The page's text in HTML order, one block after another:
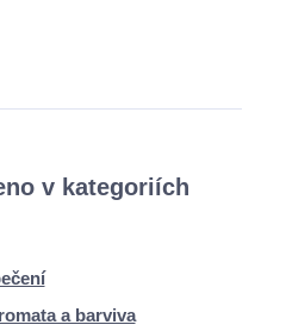
v kategoriích
a barviva